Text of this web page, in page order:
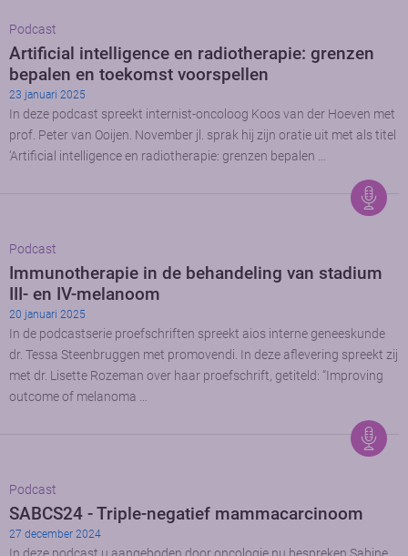
Podcast
Artificial intelligence en radiotherapie: grenzen
bepalen en toekomst voorspellen
23 januari 2025
In deze podcast spreekt internist-oncoloog Koos van der Hoeven met
prof. Peter van Ooijen. November jl. sprak hij zijn oratie uit met als titel
‘Artificial intelligence en radiotherapie: grenzen bepalen …
Podcast
Immunotherapie in de behandeling van stadium
III- en IV-melanoom
20 januari 2025
In de podcastserie proefschriften spreekt aios interne geneeskunde
dr. Tessa Steenbruggen met promovendi. In deze aflevering spreekt zij
met dr. Lisette Rozeman over haar proefschrift, getiteld: “Improving
outcome of melanoma …
Podcast
SABCS24 - Triple-negatief mammacarcinoom
27 december 2024